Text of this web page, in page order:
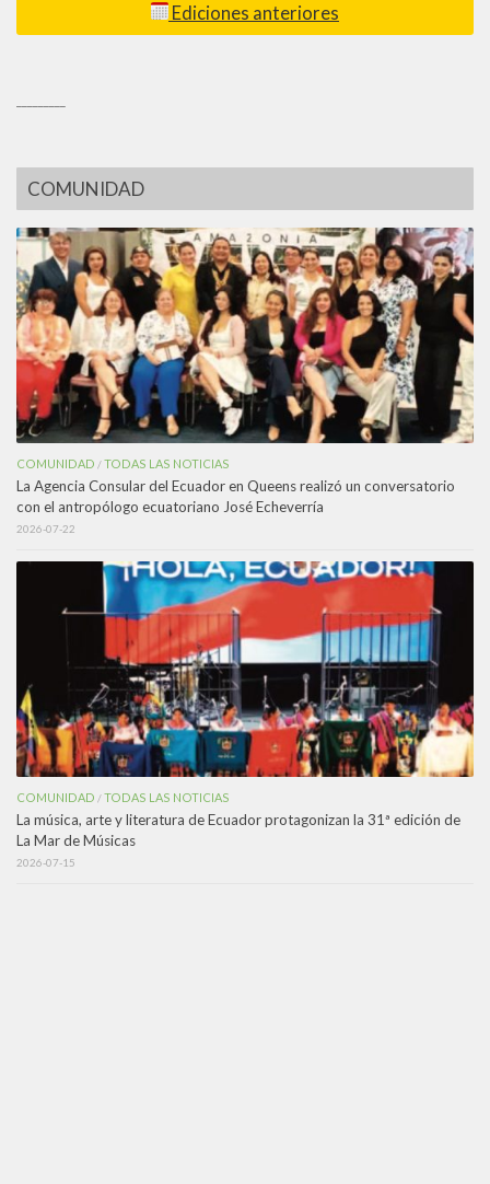
Ediciones anteriores
COMUNIDAD
COMUNIDAD /TODAS LAS NOTICIAS
La Agencia Consular del Ecuador en Queens realizó un conversatorio
con el antropólogo ecuatoriano José Echeverría
2026-07-22
COMUNIDAD /TODAS LAS NOTICIAS
La música, arte y literatura de Ecuador protagonizan la 31ª edición de
La Mar de Músicas
2026-07-15